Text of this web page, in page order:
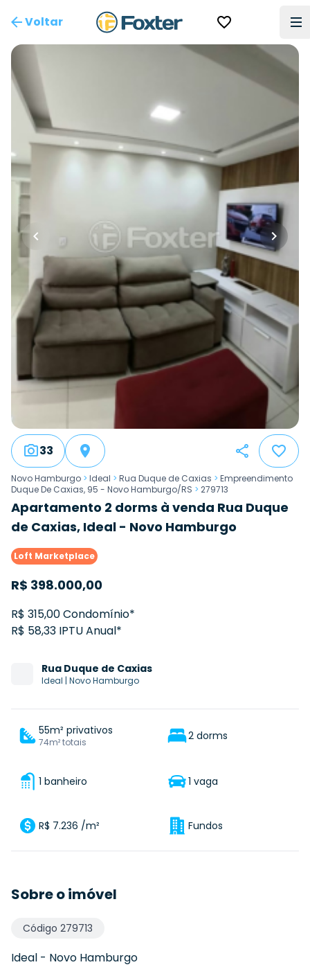
Voltar
33
Novo Hamburgo > Ideal > Rua Duque de Caxias > Empreendimento
Duque De Caxias, 95 - Novo Hamburgo/RS > 279713
Apartamento 2 dorms à venda Rua Duque
de Caxias, Ideal - Novo Hamburgo
Loft Marketplace
R$ 398.000,00
R$ 315,00 Condomínio*
R$ 58,33 IPTU Anual*
Rua Duque de Caxias
Ideal | Novo Hamburgo
55m² privativos
74m² totais 2 dorms
1 banheiro 1 vaga
R$ 7.236 /m² Fundos
Sobre o imóvel
Código 279713
Ideal - Novo Hamburgo